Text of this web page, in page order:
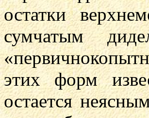
остатки
сумчатым
этих форм
остается